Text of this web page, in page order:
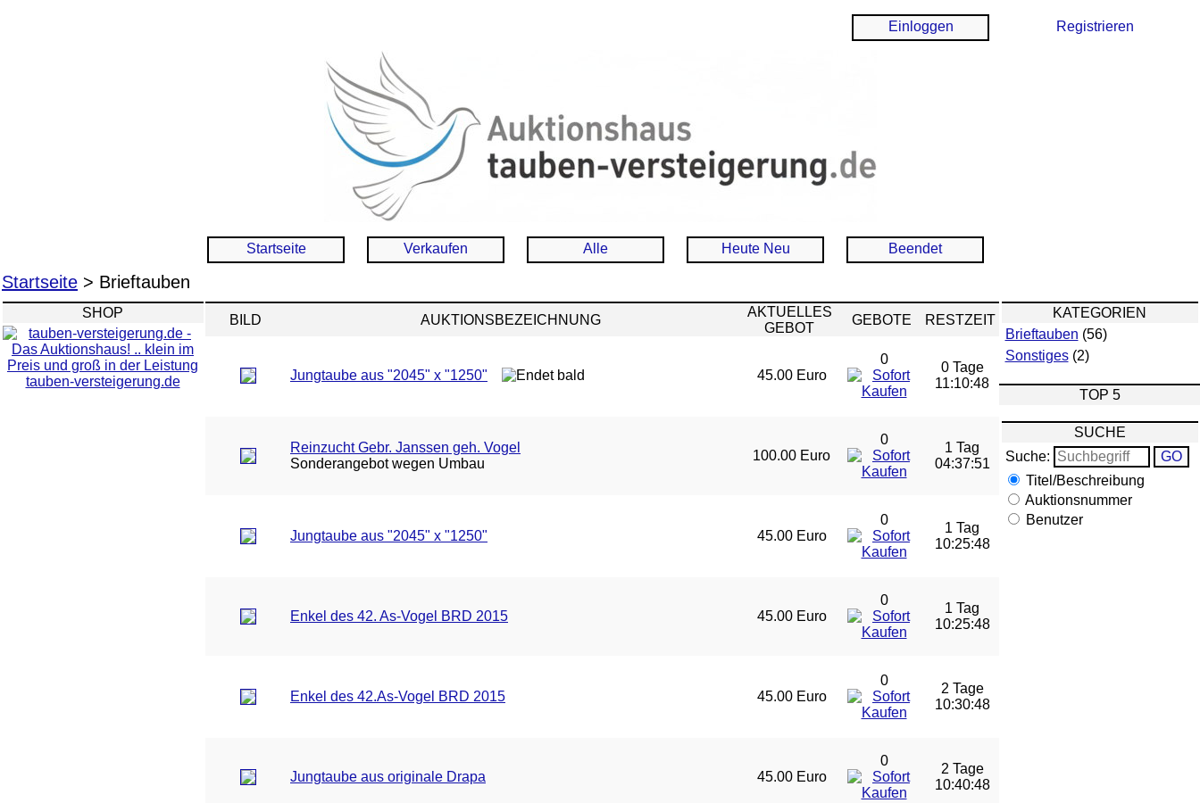
Einloggen Registrieren
Startseite Verkaufen Alle Heute Neu Beendet
Startseite > Brieftauben
SHOP
tauben-versteigerung.de
BILD AUKTIONSBEZEICHNUNG
AKTUELLES
GEBOT
GEBOTE RESTZEIT
Jungtaube aus "2045" x "1250" 45.00 Euro
0
0 Tage
11:10:47
Reinzucht Gebr. Janssen geh. Vogel
Sonderangebot wegen Umbau
100.00 Euro
0
1 Tag
04:37:50
Jungtaube aus "2045" x "1250" 45.00 Euro
0
1 Tag
10:25:47
Enkel des 42. As-Vogel BRD 2015 45.00 Euro
0
1 Tag
10:25:47
Enkel des 42.As-Vogel BRD 2015 45.00 Euro
0
2 Tage
10:30:47
Jungtaube aus originale Drapa 45.00 Euro
0
2 Tage
10:40:47
KATEGORIEN
Brieftauben (56)
Sonstiges (2)
TOP 5
SUCHE
Suche:
Titel/Beschreibung
Auktionsnummer
Benutzer